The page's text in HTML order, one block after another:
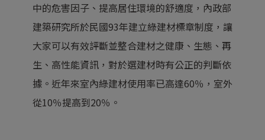
中的危害因子、提高居住環境的舒適度，內政部
建築研究所於民國93年建立綠建材標章制度，讓
大家可以有效評斷並整合建材之健康、生態、再
生、高性能資訊，對於選建材時有公正的判斷依
據。近年來室內綠建材使用率已高達60％，室外
從10％提高到20％。